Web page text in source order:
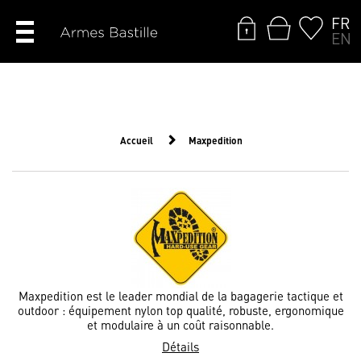
FR
EN
Accueil Maxpedition
Maxpedition est le leader mondial de la bagagerie tactique et
outdoor : équipement nylon top qualité, robuste, ergonomique
et modulaire à un coût raisonnable.
Détails